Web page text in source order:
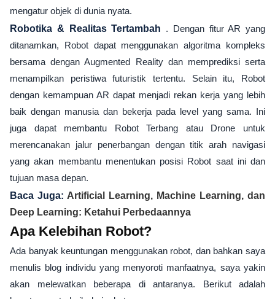
mengatur objek di dunia nyata.
Robotika & Realitas Tertambah . Dengan fitur AR yang
ditanamkan, Robot dapat menggunakan algoritma kompleks
bersama dengan Augmented Reality dan memprediksi serta
menampilkan peristiwa futuristik tertentu. Selain itu, Robot
dengan kemampuan AR dapat menjadi rekan kerja yang lebih
baik dengan manusia dan bekerja pada level yang sama. Ini
juga dapat membantu Robot Terbang atau Drone untuk
merencanakan jalur penerbangan dengan titik arah navigasi
yang akan membantu menentukan posisi Robot saat ini dan
tujuan masa depan.
Baca Juga: Artificial Learning, Machine Learning, dan
Deep Learning: Ketahui Perbedaannya
Apa Kelebihan Robot?
Ada banyak keuntungan menggunakan robot, dan bahkan saya
menulis blog individu yang menyoroti manfaatnya, saya yakin
akan melewatkan beberapa di antaranya. Berikut adalah